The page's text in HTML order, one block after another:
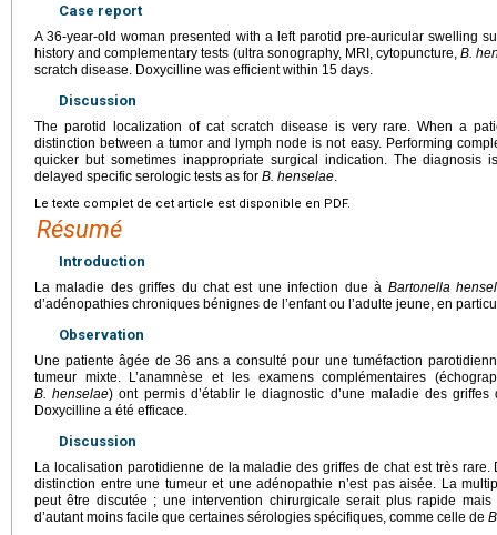
Case report
A 36-year-old woman presented with a left parotid pre-auricular swelling
history and complementary tests (ultra sonography, MRI, cytopuncture, B.
scratch disease. Doxycilline was efficient within 15 days.
Discussion
The parotid localization of cat scratch disease is very rare. When a
distinction between a tumor and lymph node is not easy. Performing
quicker but sometimes inappropriate surgical indication. The diagnosis
delayed specific serologic tests as for B. henselae.
Le texte complet de cet article est disponible en PDF.
Résumé
Introduction
La maladie des griffes du chat est une infection due à Bartonella
d’adénopathies chroniques bénignes de l’enfant ou l’adulte jeune, en
Observation
Une patiente âgée de 36 ans a consulté pour une tuméfaction
tumeur mixte. L’anamnèse et les examens complémentaires
B. henselae) ont permis d’établir le diagnostic d’une maladie des
Doxycilline a été efficace.
Discussion
La localisation parotidienne de la maladie des griffes de chat est très
distinction entre une tumeur et une adénopathie n’est pas aisée. La
peut être discutée ; une intervention chirurgicale serait plus rapide
d’autant moins facile que certaines sérologies spécifiques, comme celle de